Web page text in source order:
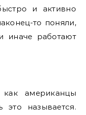
и активно
то поняли,
иначе работают
американцы
называется.